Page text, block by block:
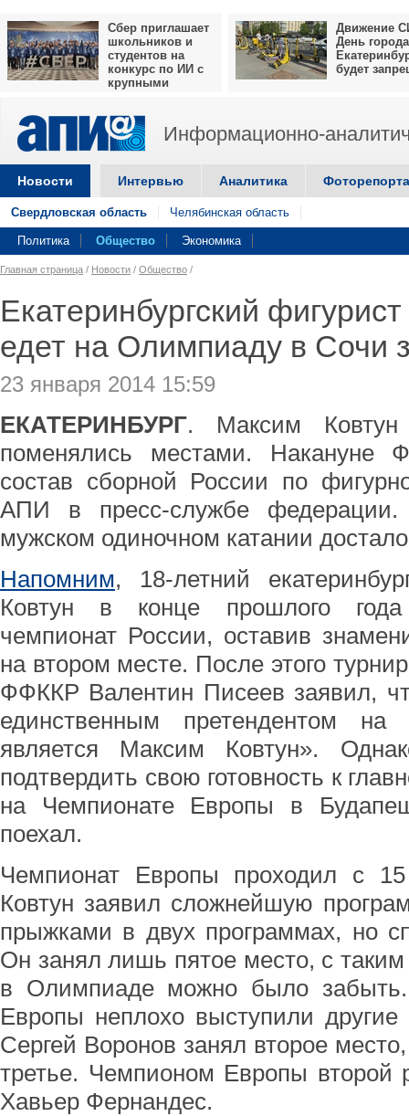
Сбер приглашает
школьников и
студентов на
конкурс по ИИ с
крупными
Движение
День города
будет
Информационно-
Новости Интервью Аналитика
Свердловская область Челябинская область
Политика Общество Экономика
Главная страница / Новости / Общество /
Екатеринбургский
едет на Олимпиаду в Сочи
23 января 2014 15:59
ЕКАТЕРИНБУРГ. Максим
поменялись местами. Накануне
состав сборной России по
АПИ в пресс-службе федерации.
мужском одиночном катании
Напомним, 18-летний
Ковтун в конце прошлого года
чемпионат России, оставив
на втором месте. После этого
ФФККР Валентин Писеев заявил,
единственным претендентом
является Максим Ковтун».
подтвердить свою готовность к
на Чемпионате Европы в
поехал.
Чемпионат Европы проходил с
Ковтун заявил сложнейшую
прыжками в двух программах, но
Он занял лишь пятое место, с таким
в Олимпиаде можно было
Европы неплохо выступили
Сергей Воронов занял второе
третье. Чемпионом Европы второй
Хавьер Фернандес.